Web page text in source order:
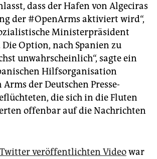
dass der Hafen von Algeciras
der #OpenArms aktiviert wird“,
Ministerpräsident
Die Option, nach Spanien zu
unwahrscheinlich“, sagte ein
Hilfsorganisation
der Deutschen Presse-
die sich in die Fluten
offenbar auf die Nachrichten
Twitter veröffentlichten Videowar